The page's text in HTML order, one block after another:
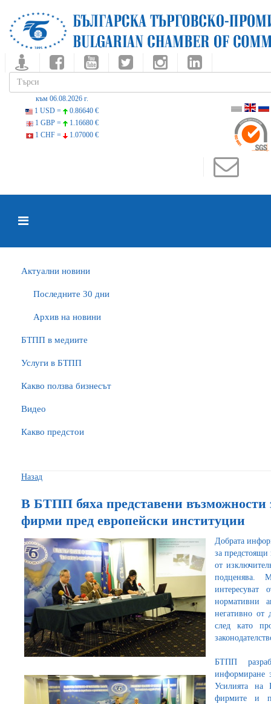
към 06.08.2026 г.
1 USD =
0.86640 €
1 GBP =
1.16680 €
1 CHF =
1.07000 €
Актуални новини
Последните 30 дни
Архив на новини
БTПП в медиите
Услуги в БТПП
Какво ползва бизнесът
Видео
Какво предстои
Назад
В БТПП бяха представени възможности
фирми пред европейски институции
Добрата
за
от
подценява.
нормативни
негативно от
след като
БТПП
информиране
Усилията на
фирмите и